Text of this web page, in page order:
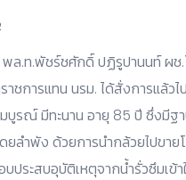
ล.ท.พัชร์ชศักดิ์ ปฏิรูปานนท์ ผช
าชการแทน นรม. ได้สั่งการแล้ว
รณ์ มีทะนาน อายุ 85 ปี ซึ่งมีฐา
ยลำพัง ด้วยการนำกล้วยไปขา
บประสบอุบัติเหตุจากน้ำรั่วซึมเข้